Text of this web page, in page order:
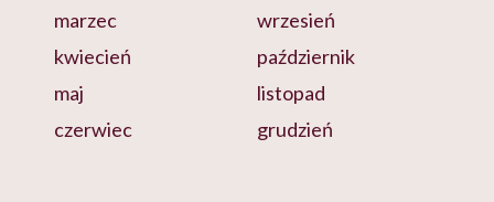
marzec
kwiecień
maj
czerwiec
wrzesień
październik
listopad
grudzień